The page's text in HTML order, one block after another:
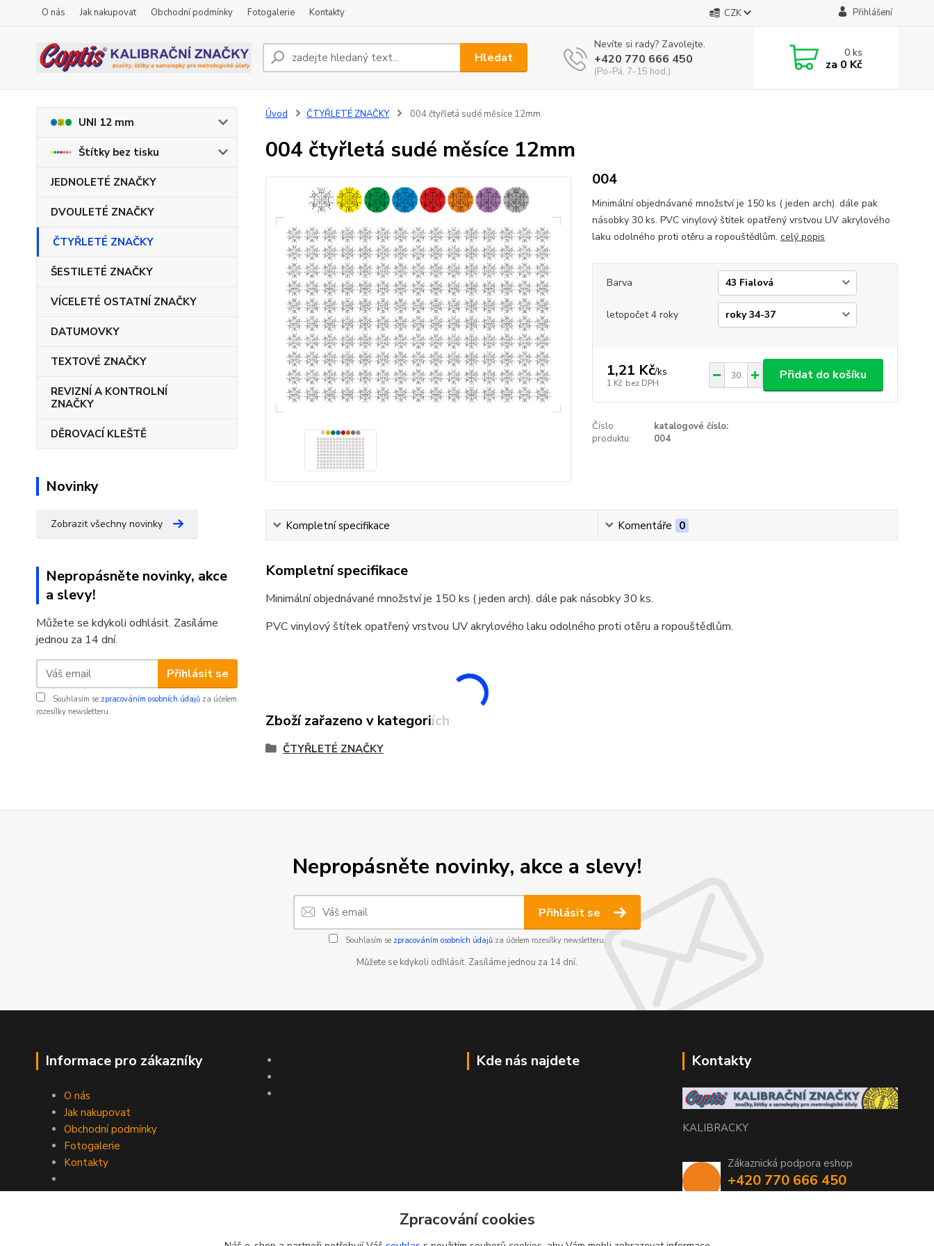
O nás Jak nakupovat Obchodní podmínky Fotogalerie Kontakty CZK Přihlášení
Hledat
Nevíte si rady? Zavolejte.
+420 770 666 450
(Po-Pá, 7-15 hod.)
0ks
za 0 Kč
UNI 12 mm
Štítky bez tisku
JEDNOLETÉ ZNAČKY
DVOULETÉ ZNAČKY
ČTYŘLETÉ ZNAČKY
ŠESTILETÉ ZNAČKY
VÍCELETÉ OSTATNÍ ZNAČKY
DATUMOVKY
TEXTOVÉ ZNAČKY
REVIZNÍ A KONTROLNÍ
ZNAČKY
DĚROVACÍ KLEŠTĚ
Novinky
Zobrazit všechny novinky
Nepropásněte novinky, akce
a slevy!
Můžete se kdykoli odhlásit. Zasíláme
jednou za 14 dní.
Přihlásit se
Souhlasím se zpracováním osobních údajů za účelem
rozesílky newsletteru.
Úvod ČTYŘLETÉ ZNAČKY 004 čtyřletá sudé měsíce 12mm
004 čtyřletá sudé měsíce 12mm
004
Minimální objednávané množství je 150 ks ( jeden arch). dále pak
násobky 30 ks. PVC vinylový štítek opatřený vrstvou UV akrylového
laku odolného proti otěru a ropouštědlům. celý popis
Barva
letopočet 4 roky
1,21 Kč/ks
1 Kč bez DPH
Přidat do košíku
Číslo
produktu:
katalogové číslo:
004
Kompletní specifikace Komentáře 0
Kompletní specifikace
Minimální objednávané množství je 150 ks ( jeden arch). dále pak násobky 30 ks.
PVC vinylový štítek opatřený vrstvou UV akrylového laku odolného proti otěru a ropouštědlům.
Zboží zařazeno v kategoriích
ČTYŘLETÉ ZNAČKY
Nepropásněte novinky, akce a slevy!
Přihlásit se
Souhlasím se zpracováním osobních údajůza účelem rozesílky newsletteru.
Můžete se kdykoli odhlásit. Zasíláme jednou za 14 dní.
Informace pro zákazníky
O nás
Jak nakupovat
Obchodní podmínky
Fotogalerie
Kontakty
Kde nás najdete Kontakty
KALIBRACKY
Zákaznická podpora eshop
+420 770 666 450
Zpracování cookies